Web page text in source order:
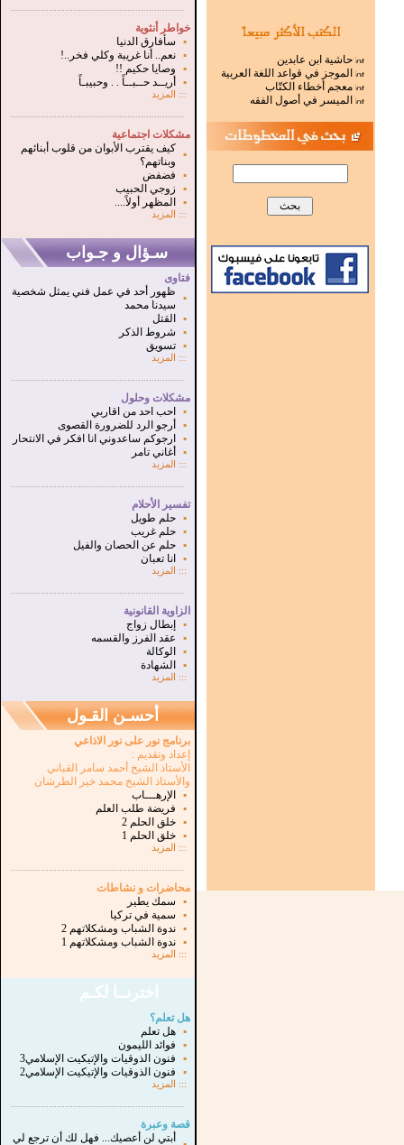
خواطر أنثوية
▪
سأفارق الدنيا
▪
نعم.. أنا غريبة وكلي فخر..!
▪
وصايا حكيم !!
▪
أريــد حــبــاً . . وحبيبـاً
:::
المزيد
مشكلات اجتماعية
▪
كيف يقترب الأبوان من قلوب أبنائهم
وبناتهم؟
▪
فضفض
▪
زوجي الحبيب
▪
المظهر أولاً....
::: المزيد
سـؤال و جـواب
فتاوى
▪
ظهور أحد في عمل فني يمثل شخصية
سيدنا محمد
▪
القتل
▪
شروط الذكر
▪
تسويق
:::
المزيد
مشكلات وحلول
▪
احب احد من اقاربي
▪
أرجو الرد للضرورة القصوى
▪
ارجوكم ساعدوني انا افكر في الانتحار
▪
أغاني تامر
:::
المزيد
تفسير الأحلام
▪
حلم طويل
▪
حلم غريب
▪
حلم عن الحصان والفيل
▪
انا تعبان
:::
المزيد
الزاوية القانونية
▪
إبطال زواج
▪
عقد الفرز والقسمه
▪
الوكالة
▪
الشهادة
::: المزيد
أحسـن القـول
برنامج نور على نور الاذاعي
إعداد وتقديم :
الأستاذ الشيخ أحمد سامر القباني
والأستاذ الشيخ محمد خير الطرشان
▪
الإرهـــاب
▪
فريضة طلب العلم
▪
خلق الحلم 2
▪
خلق الحلم 1
:::
المزيد
محاضرات و نشاطات
▪
سمك يطير
▪
سمية في تركيا
▪
ندوة الشباب ومشكلاتهم 2
▪
ندوة الشباب ومشكلاتهم 1
::: المزيد
اخترنــا لكـم
هل تعلم؟
▪
هل تعلم
▪
فوائد الليمون
▪
فنون الذوقيات والإتيكيت الإسلامي3
▪
فنون الذوقيات والإتيكيت الإسلامي2
:::
المزيد
قصة وعبرة
أبتي لن أعصيك... فهل لك أن ترجع لي
حاشية ابن عابدين
الموجز في قواعد اللغة العربية
معجم أخطاء الكتّاب
الميسر في أصول الفقه